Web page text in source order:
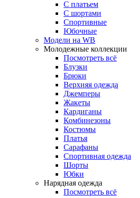
С платьем
С шортами
Спортивные
Юбочные
Модели на WB
Молодежные коллекции
Посмотреть всё
Блузки
Брюки
Верхняя одежда
Джемперы
Жакеты
Кардиганы
Комбинезоны
Костюмы
Платья
Сарафаны
Спортивная одежда
Шорты
Юбки
Нарядная одежда
Посмотреть всё